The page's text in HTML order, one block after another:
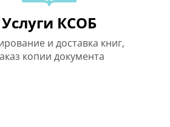
Услуги КСОБ
и доставка книг,
копии документа